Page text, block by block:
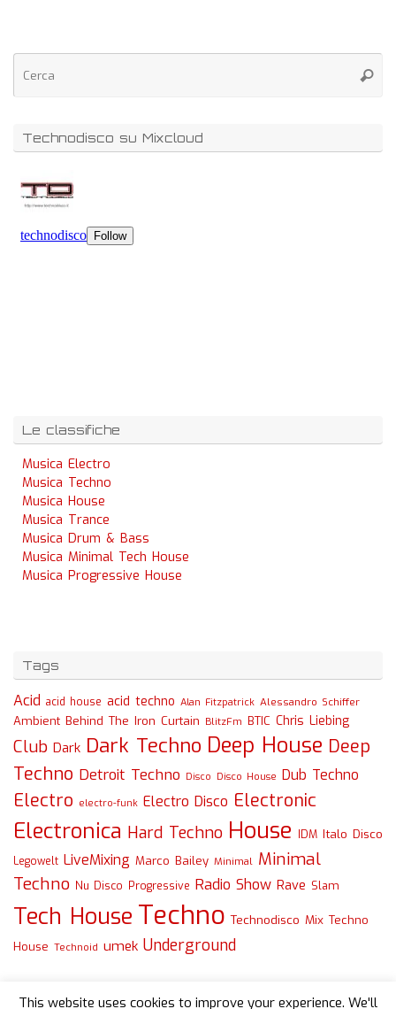
Technodisco su Mixcloud
Le classifiche
Musica Electro
Musica Techno
Musica House
Musica Trance
Musica Drum & Bass
Musica Minimal Tech House
Musica Progressive House
Tags
Acid acid house acid techno Alan Fitzpatrick Alessandro Schiffer
Ambient Behind The Iron Curtain BlitzFm BTIC Chris Liebing
Club Dark Dark Techno Deep House Deep
Techno Detroit Techno Disco Disco House Dub Techno
Electro electro-funk Electro Disco Electronic
Electronica Hard Techno House IDM Italo Disco
Legowelt LiveMixing Marco Bailey Minimal Minimal
Techno Nu Disco Progressive Radio Show Rave Slam
Tech House Techno Technodisco Mix Techno
House Technoid umek Underground
This website uses cookies to improve your experience. We'll